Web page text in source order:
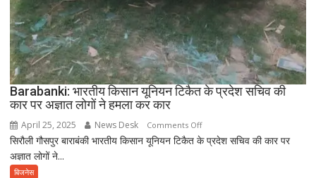
Barabanki: भारतीय किसान यूनियन टिकैत के प्रदेश सचिव की
कार पर अज्ञात लोगों ने हमला कर कार
April 25, 2025 News Desk Comments Offon
Barabanki:
सिरौली गौसपुर बाराबंकी भारतीय किसान यूनियन टिकैत के प्रदेश सचिव की कार पर
अज्ञात लोगों ने...
बिजनेस